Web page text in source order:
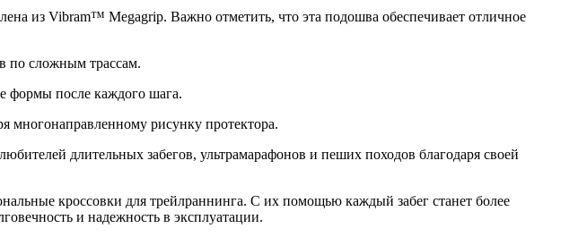
​​из Vibram™ Megagrip. Важно отметить, что эта подошва обеспечивает отличное
по сложным трассам.
формы после каждого шага.
многонаправленному рисунку протектора.
длительных забегов, ультрамарафонов и пеших походов благодаря своей
кроссовки для трейлраннинга. С их помощью каждый забег станет более
и надежность в эксплуатации.